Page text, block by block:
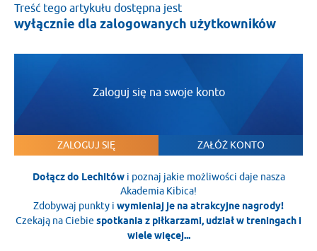
Treść tego artykułu dostępna jest
wyłącznie dla zalogowanych użytkowników
Zaloguj się na swoje konto
ZALOGUJ SIĘ ZAŁÓŻ KONTO
Dołącz do Lechitówi poznaj jakie możliwości daje nasza
Akademia Kibica!
Zdobywaj punkty i wymieniaj je na atrakcyjne nagrody!
Czekają na Ciebie spotkania z piłkarzami, udział w treningach i
wiele więcej...